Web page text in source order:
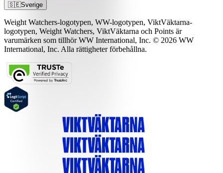
🇸🇪Sverige
Weight Watchers-logotypen, WW-logotypen, ViktVäktarna-
logotypen, Weight Watchers, ViktVäktarna och Points är
varumärken som tillhör WW International, Inc. © 2026 WW
International, Inc. Alla rättigheter förbehållna.